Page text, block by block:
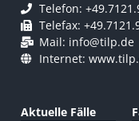
Telefon:
Telefax:
Mail: info@tilp.de
Internet:
Aktuelle Fälle